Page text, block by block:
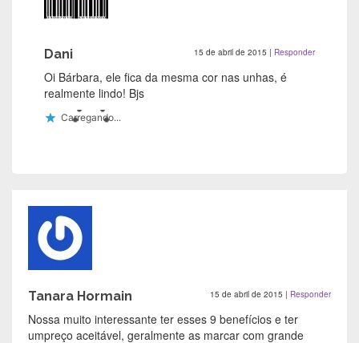
Dani 15 de abril de 2015 | Responder
Oi Bárbara, ele fica da mesma cor nas unhas, é
realmente lindo! Bjs
Carregando...
Tanara Hormain 15 de abril de 2015 | Responder
Nossa muito interessante ter esses 9 benefícios e ter
umpreço aceitável, geralmente as marcar com grande